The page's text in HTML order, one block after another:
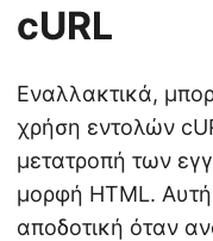
cURL
Εναλλακτικά,
χρήση εντολών
μετατροπή των
μορφή HTML. Αυτή
αποδοτική όταν